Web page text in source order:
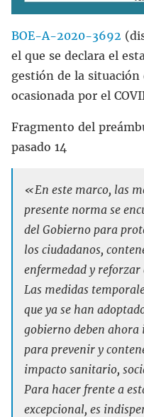
BOE-A-2020-3692
el que se declara el
gestión de la situación
ocasionada por el
Fragmento del
pasado 14
«En este marco, las
presente norma se
del Gobierno para
los ciudadanos,
enfermedad y reforzar
Las medidas
que ya se han
gobierno deben
para prevenir y
impacto sanitario,
Para hacer frente a
excepcional, es